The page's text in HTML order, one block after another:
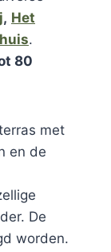
, Het
.
80
met
en de
De
worden.